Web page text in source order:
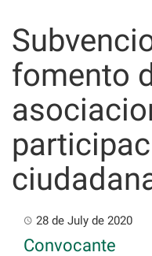
content
fomento
28 de July de 2020
Convocante